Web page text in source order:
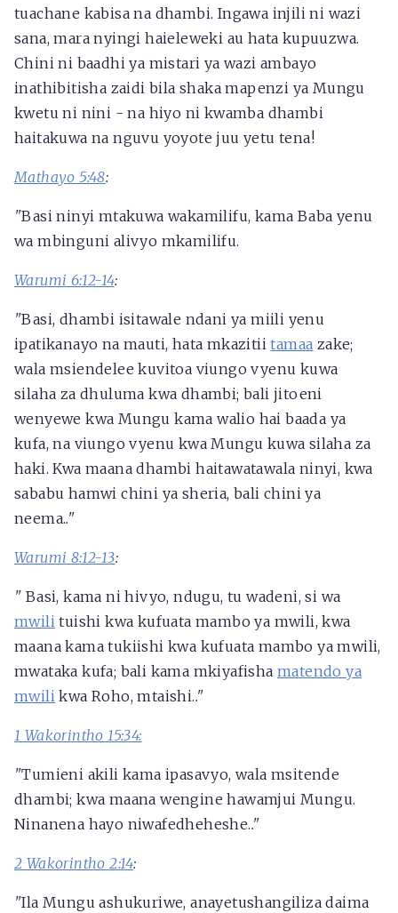
tuachane kabisa na dhambi. Ingawa injili ni wazi
sana, mara nyingi haieleweki au hata kupuuzwa.
Chini ni baadhi ya mistari ya wazi ambayo
inathibitisha zaidi bila shaka mapenzi ya Mungu
kwetu ni nini - na hiyo ni kwamba dhambi
haitakuwa na nguvu yoyote juu yetu tena!
Mathayo 5:48:
"Basi ninyi mtakuwa wakamilifu, kama Baba yenu
wa mbinguni alivyo mkamilifu.
Warumi 6:12-14:
"Basi, dhambi isitawale ndani ya miili yenu
ipatikanayo na mauti, hata mkazitiitamaa zake;
wala msiendelee kuvitoa viungo vyenu kuwa
silaha za dhuluma kwa dhambi; bali jitoeni
wenyewe kwa Mungu kama walio hai baada ya
kufa, na viungo vyenu kwa Mungu kuwa silaha za
haki. Kwa maana dhambi haitawatawala ninyi, kwa
sababu hamwi chini ya sheria, bali chini ya
neema.."
Warumi 8:12-13:
" Basi, kama ni hivyo, ndugu, tu wadeni, si wa
mwili tuishi kwa kufuata mambo ya mwili, kwa
maana kama tukiishi kwa kufuata mambo ya mwili,
mwataka kufa; bali kama mkiyafisha matendo ya
mwili kwa Roho, mtaishi.."
1 Wakorintho 15:34:
"Tumieni akili kama ipasavyo, wala msitende
dhambi; kwa maana wengine hawamjui Mungu.
Ninanena hayo niwafedheheshe.."
2 Wakorintho 2:14:
"Ila Mungu ashukuriwe, anayetushangiliza daima